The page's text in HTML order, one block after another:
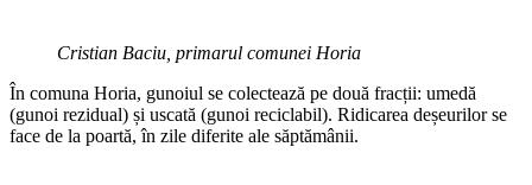
Cristian Baciu, primarul comunei Horia
În comuna Horia, gunoiul se colectează pe două fracții: umedă
(gunoi rezidual) și uscată (gunoi reciclabil). Ridicarea deșeurilor se
face de la poartă, în zile diferite ale săptămânii.